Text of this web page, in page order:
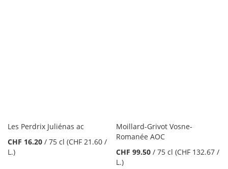
Les Perdrix Juliénas ac
CHF 16.20 / 75 cl (CHF 21.60 /
L.)
Moillard-Grivot Vosne-
Romanée AOC
CHF 99.50 /75 cl (CHF 132.67 /
L.)